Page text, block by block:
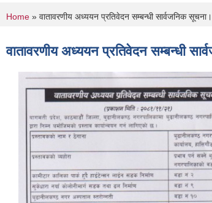
You are here
Home » वातावरणीय अध्ययन प्रतिवेदन सम्बन्धी सार्वजनिक सूचना।
वातावरणीय अध्ययन प्रतिवेदन सम्बन्धी